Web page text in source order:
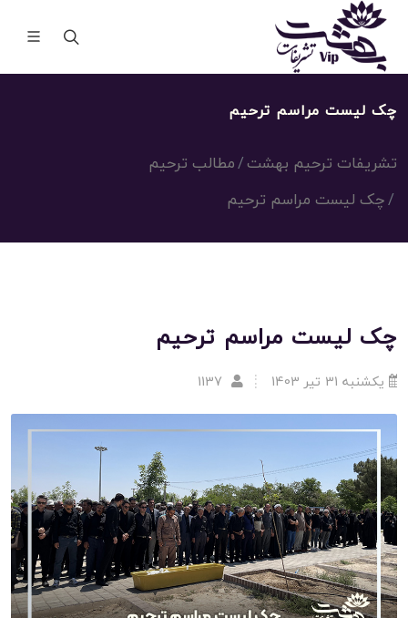
چک لیست مراسم ترحیم
تشریفات ترحیم بهشت مطالب ترحیم
چک لیست مراسم ترحیم
چک لیست مراسم ترحیم
یکشنبه 31 تیر 1403